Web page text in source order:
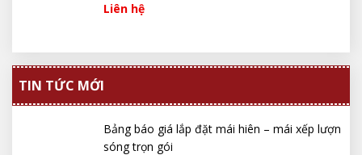
Liên hệ
TIN TỨC MỚI
Bảng báo giá lắp đặt mái hiên – mái xếp lượn
sóng trọn gói